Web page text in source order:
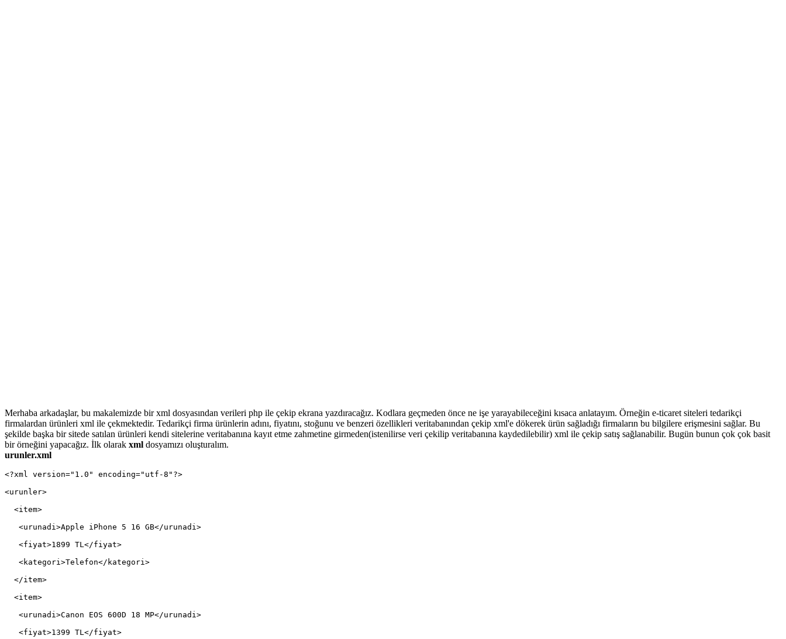
Merhaba arkadaşlar, bu makalemizde bir xml dosyasından verileri php ile çekip ekrana yazdıracağız. Kodlara geçmeden önce ne işe yarayabileceğini kısaca anlatayım. Örneğin e-ticaret siteleri tedarikçi
firmalardan ürünleri xml ile çekmektedir. Tedarikçi firma ürünlerin adını, fiyatını, stoğunu ve benzeri özellikleri veritabanından çekip xml'e dökerek ürün sağladığı firmaların bu bilgilere erişmesini sağlar. Bu
şekilde başka bir sitede satılan ürünleri kendi sitelerine veritabanına kayıt etme zahmetine girmeden(istenilirse veri çekilip veritabanına kaydedilebilir) xml ile çekip satış sağlanabilir. Bugün bunun çok çok basit
bir örneğini yapacağız. İlk olarak xml dosyamızı oluşturalım.
urunler.xml
<?xml version="1.0" encoding="utf-8"?>
<urunler>
  <item>
   <urunadi>Apple iPhone 5 16 GB</urunadi>
   <fiyat>1899 TL</fiyat>
   <kategori>Telefon</kategori>
  </item>
  <item>
   <urunadi>Canon EOS 600D 18 MP</urunadi>
   <fiyat>1399 TL</fiyat>